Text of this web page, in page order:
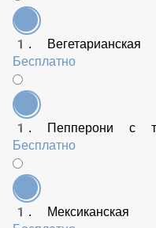
1. Вегетарианская
Бесплатно
1. Пепперони с томатами
Бесплатно